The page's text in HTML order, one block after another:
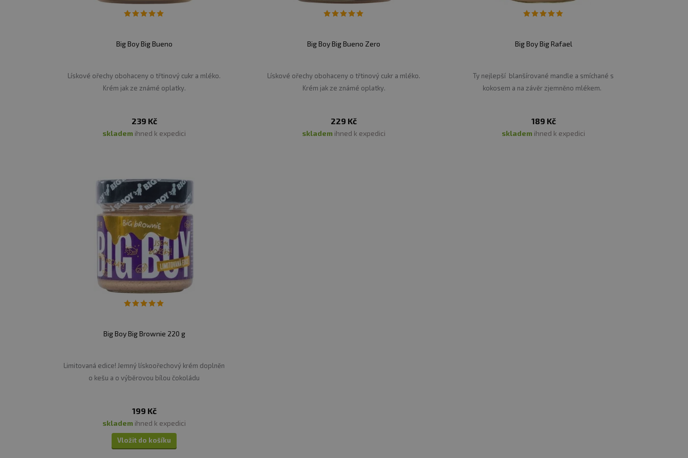
Big Boy Big Bueno
Lískové ořechy obohaceny o třtinový cukr a mléko.
Krém jak ze známé oplatky.
239 Kč
skladem ihned k expedici
Big Boy Big Bueno Zero
Lískové ořechy obohaceny o třtinový cukr a mléko.
Krém jak ze známé oplatky.
229 Kč
skladem ihned k expedici
Big Boy Big Rafael
Ty nejlepší blanšírované mandle a smíchané s
kokosem a na závěr zjemněno mlékem.
189 Kč
skladem ihned k expedici
Big Boy Big Brownie 220 g
Limitovaná edice! Jemný lískoořechový krém doplněn
o kešu a o výběrovou bílou čokoládu
199 Kč
skladem ihned k expedici
Vložit do košíku